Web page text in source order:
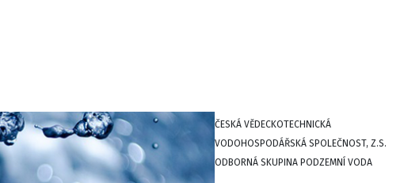
ČESKÁ VĚDECKOTECHNICKÁ
VODOHOSPODÁŘSKÁ SPOLEČNOST, Z.S.
ODBORNÁ SKUPINA PODZEMNÍ VODA